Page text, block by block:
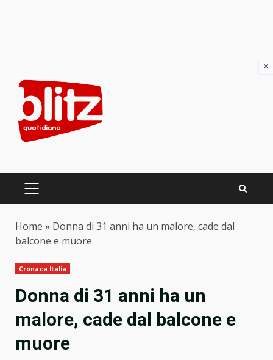
content
PRIMARY
Home » Donna di 31 anni ha un malore, cade dal
balcone e muore
Cronaca Italia
Donna di 31 anni ha un
malore, cade dal balcone e
muore
×